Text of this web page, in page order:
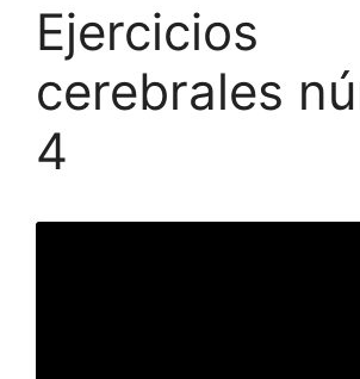
Ejercicios
cerebrales
4